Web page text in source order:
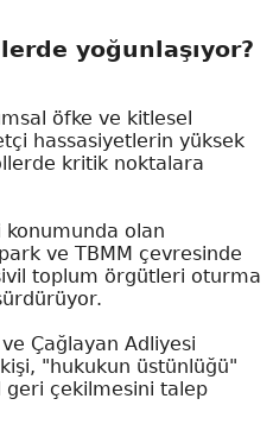
yoğunlaşıyor?
öfke ve kitlesel
hassasiyetlerin yüksek
kritik noktalara
konumunda olan
ve TBMM çevresinde
toplum örgütleri oturma
Çağlayan Adliyesi
"hukukun üstünlüğü"
geri çekilmesini talep